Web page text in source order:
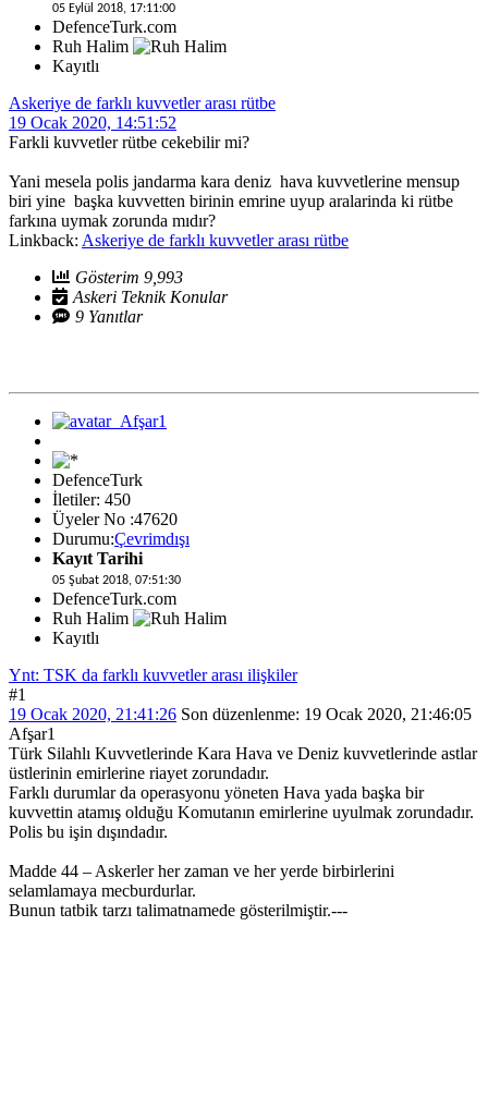
05 Eylül 2018, 17:11:00
DefenceTurk.com
Ruh Halim
Kayıtlı
Askeriye de farklı kuvvetler arası rütbe
19 Ocak 2020, 14:51:52
Farkli kuvvetler rütbe cekebilir mi?
Yani mesela polis jandarma kara deniz hava kuvvetlerine mensup
biri yine başka kuvvetten birinin emrine uyup aralarinda ki rütbe
farkına uymak zorunda mıdır?
Linkback: Askeriye de farklı kuvvetler arası rütbe
Gösterim 9,993
Askeri Teknik Konular
9 Yanıtlar
DefenceTurk
İletiler: 450
Üyeler No :47620
Durumu:Çevrimdışı
Kayıt Tarihi
05 Şubat 2018, 07:51:30
DefenceTurk.com
Ruh Halim
Kayıtlı
Ynt: TSK da farklı kuvvetler arası ilişkiler
#1
19 Ocak 2020, 21:41:26 Son düzenlenme: 19 Ocak 2020, 21:46:05
Afşar1
Türk Silahlı Kuvvetlerinde Kara Hava ve Deniz kuvvetlerinde astlar
üstlerinin emirlerine riayet zorundadır.
Farklı durumlar da operasyonu yöneten Hava yada başka bir
kuvvettin atamış olduğu Komutanın emirlerine uyulmak zorundadır.
Polis bu işin dışındadır.
Madde 44 – Askerler her zaman ve her yerde birbirlerini
selamlamaya mecburdurlar.
Bunun tatbik tarzı talimatnamede gösterilmiştir.---